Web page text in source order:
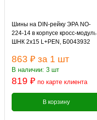
Шины на DIN-рейку ЭРА NO-
224-14 в корпусе кросс-модуль
ШНК 2х15 L+PEN, Б0043932
863 ₽ за 1 шт
В наличии: 3 шт
819 ₽ по карте клиента
В корзину